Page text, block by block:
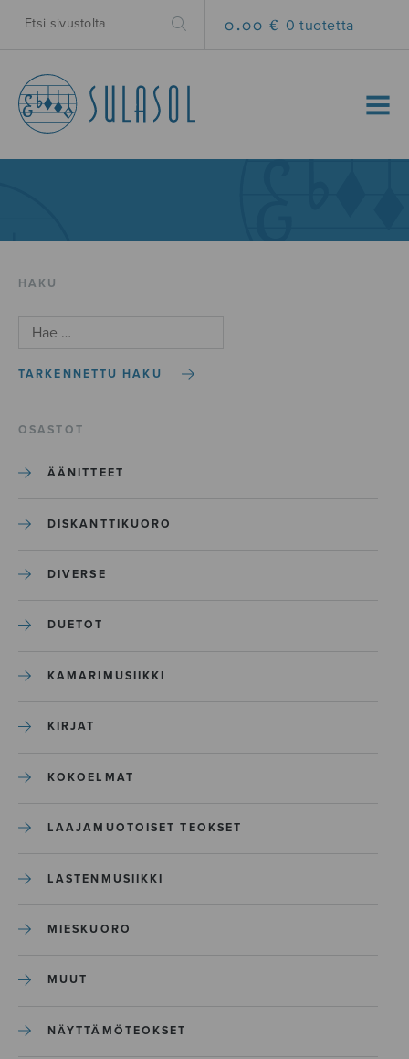
0.00 € 0 tuotetta
MENU
HAKU
TARKENNETTU HAKU
OSASTOT
ÄÄNITTEET
DISKANTTIKUORO
DIVERSE
DUETOT
KAMARIMUSIIKKI
KIRJAT
KOKOELMAT
LAAJAMUOTOISET TEOKSET
LASTENMUSIIKKI
MIESKUORO
MUUT
NÄYTTÄMÖTEOKSET